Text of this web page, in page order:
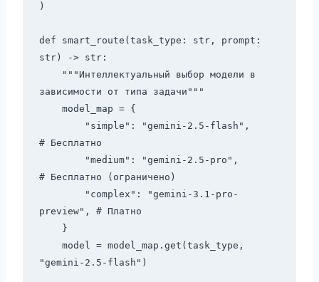
)
def smart_route(task_type: str, prompt:
str) -> str:
зависимости от типа задачи"""
# Бесплатно
# Бесплатно (ограничено)
preview", # Платно
"gemini-2.5-flash")